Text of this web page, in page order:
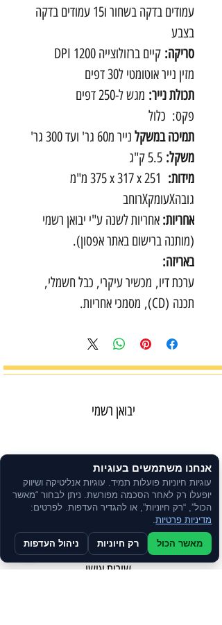
עמודים בדקה בשחור ו15 עמודים בדקה
בצבע
סריקה: קיים ברזולוצייה 1200 DPI
מזין נייר אוטומטי ל30 דפים
תכולת נייר: מגש ל-250 דפים
פקס: כלול
תמיכה במשקל נייר מ60 גר' ועד 300 גר'
משקל: 5.5 ק"ג
מידות:
375‎ x 317 x 251 מ"מ
גובהXעומקXרוחב
אחריות: אחריות לשנה ע"י יבואן רשמי
(מותנה ברישום באתר אפסון).
באריזה:
ערכת דיו, מכשיר עיקרי, כבל חשמלי,
תכנה (CD), מסמכי אחריות.
יבואן רשמי
קנייה בטוחה
תשלום מאובטח
משלוח מהיר באמצעות שליחים
שירות אישי
אנחנו משתמשים בעוגיות
עוגיות חיוניות פועלות תמיד. עוגיות אנליטיקה ושיווק
יופעלו רק לאחר הסכמה מפורשת. ניתן לבחור “מאשר
הכול”, “רק חיוניות”, או להגדיר העדפות. לפרטים:
מדיניות פרטיות.
מאשר הכול רק חיוניות ניהול העדפות